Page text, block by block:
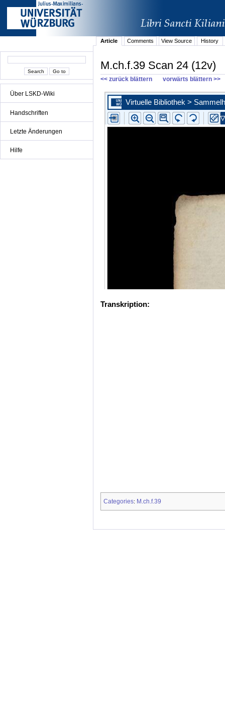
Über LSKD-Wiki
Handschriften
Letzte Änderungen
Hilfe
Article Comments View Source History
M.ch.f.39 Scan 24 (12v)
<< zurück blättern vorwärts blättern >>
Transkription:
Categories: M.ch.f.39